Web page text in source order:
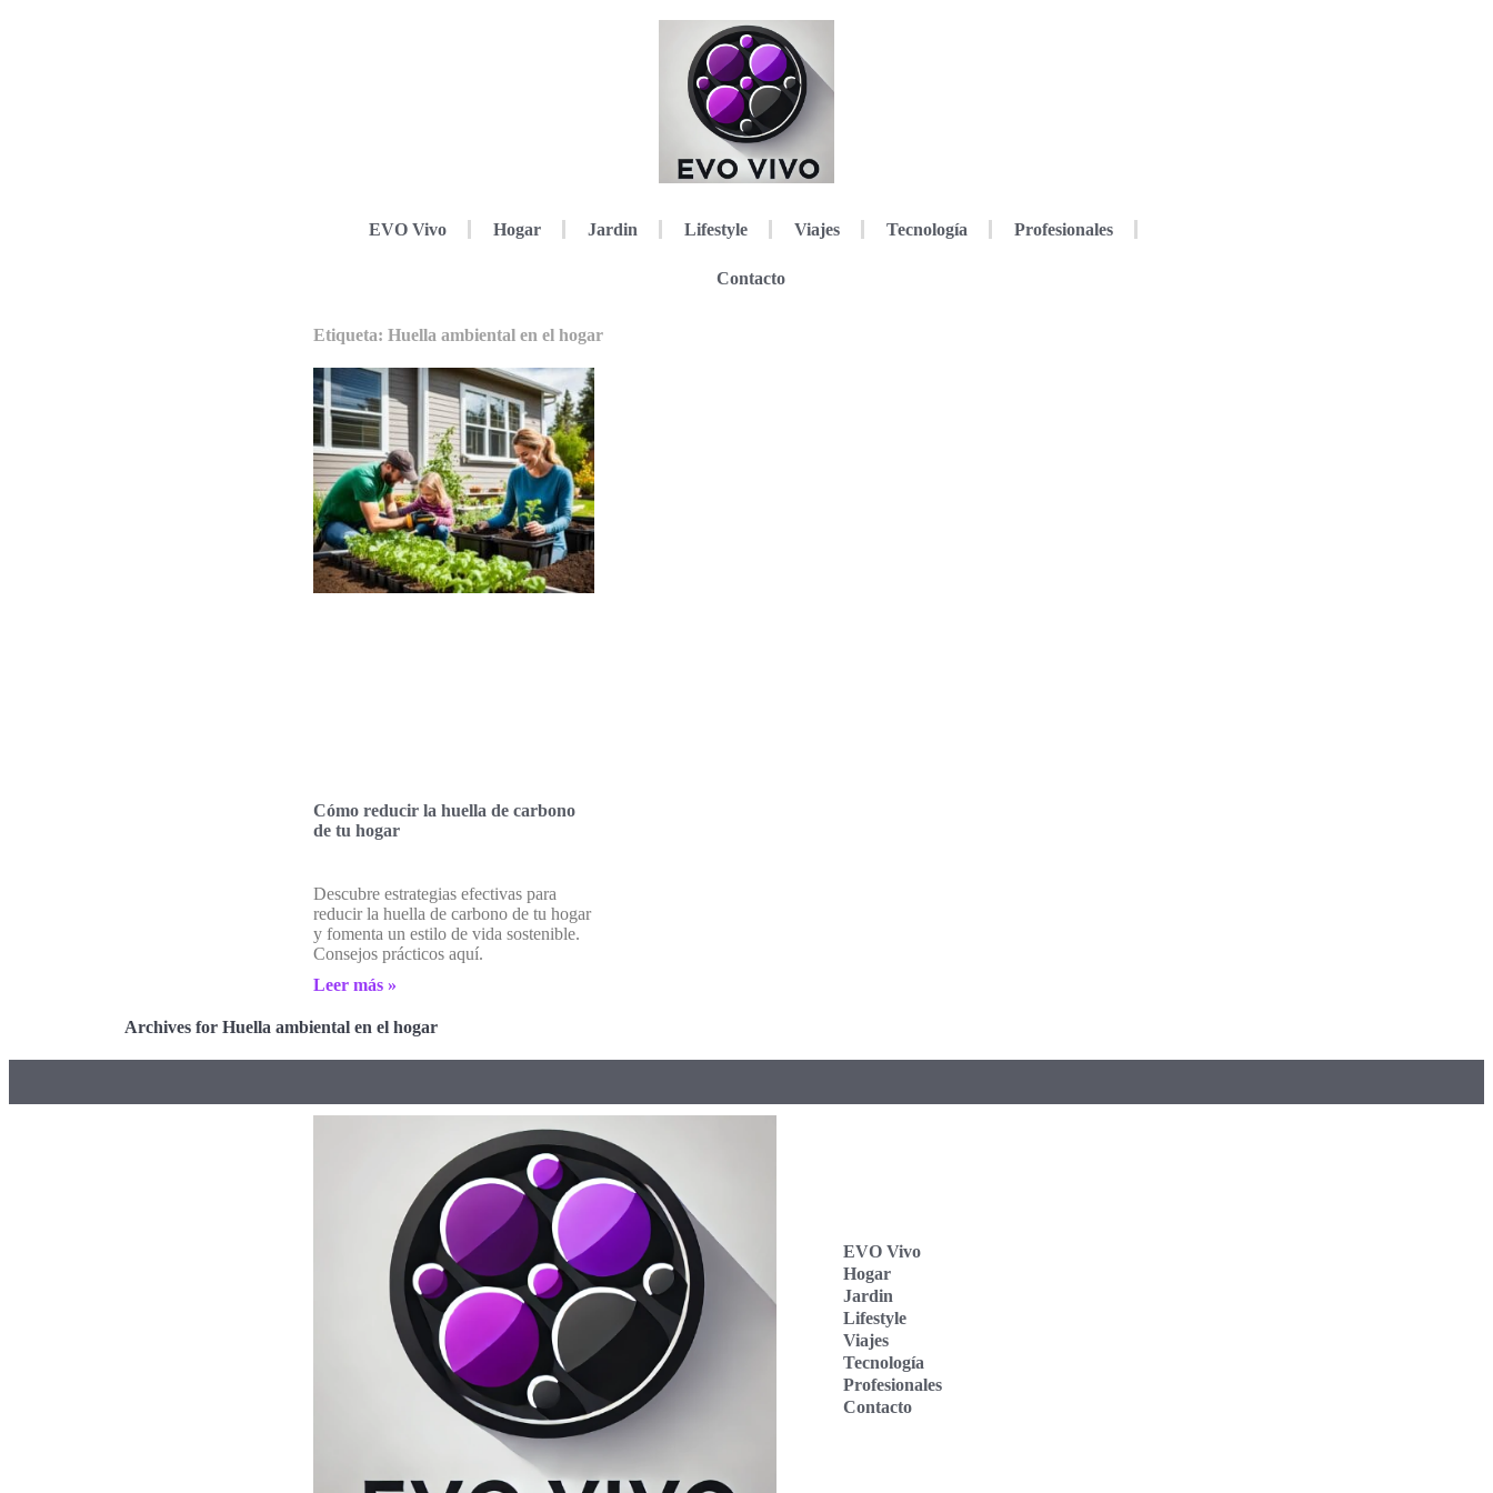
EVO Vivo Hogar Jardin Lifestyle Viajes Tecnología Profesionales
Contacto
Etiqueta: Huella ambiental en el hogar
Cómo reducir la huella de carbono
de tu hogar
Descubre estrategias efectivas para
reducir la huella de carbono de tu hogar
y fomenta un estilo de vida sostenible.
Consejos prácticos aquí.
Leer más »
Archives for Huella ambiental en el hogar
EVO Vivo
Hogar
Jardin
Lifestyle
Viajes
Tecnología
Profesionales
Contacto